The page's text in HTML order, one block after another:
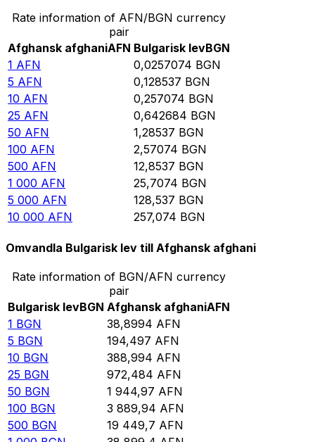
Rate information of AFN/BGN currency
pair
Afghansk afghaniAFN Bulgarisk levBGN
1 AFN 0,0257074 BGN
5 AFN 0,128537 BGN
10 AFN 0,257074 BGN
25 AFN 0,642684 BGN
50 AFN 1,28537 BGN
100 AFN 2,57074 BGN
500 AFN 12,8537 BGN
1 000 AFN 25,7074 BGN
5 000 AFN 128,537 BGN
10 000 AFN 257,074 BGN
Omvandla Bulgarisk lev till Afghansk afghani
Rate information of BGN/AFN currency
pair
Bulgarisk levBGN Afghansk afghaniAFN
1 BGN 38,8994 AFN
5 BGN 194,497 AFN
10 BGN 388,994 AFN
25 BGN 972,484 AFN
50 BGN 1 944,97 AFN
100 BGN 3 889,94 AFN
500 BGN 19 449,7 AFN